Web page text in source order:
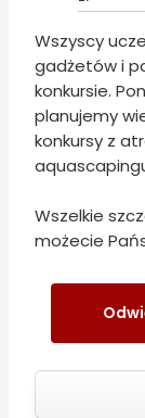
Wszyscy
gadżetów i
konkursie.
planujemy
konkursy z
Wszelkie
możecie